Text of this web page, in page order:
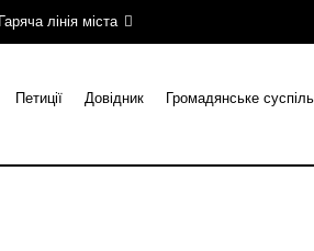
лінія міста
Петиції Довідник Громадянське